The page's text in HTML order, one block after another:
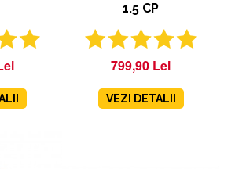
1.5 CP
799,90 Lei
VEZI DETALII